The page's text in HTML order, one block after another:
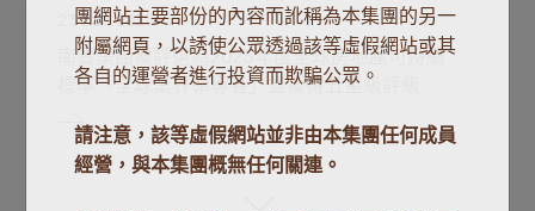
23 Dec 2025
南豐集團獲評選為2025年度全球房地產可持續
標準「全球業界領導者」並獲得五星級評級
團網站主要部份的內容而訛稱為本集團的另一
附屬網頁，以誘使公眾透過該等虛假網站或其
各自的運營者進行投資而欺騙公眾。
請注意，該等虛假網站並非由本集團任何成員
經營，與本集團概無任何關連。